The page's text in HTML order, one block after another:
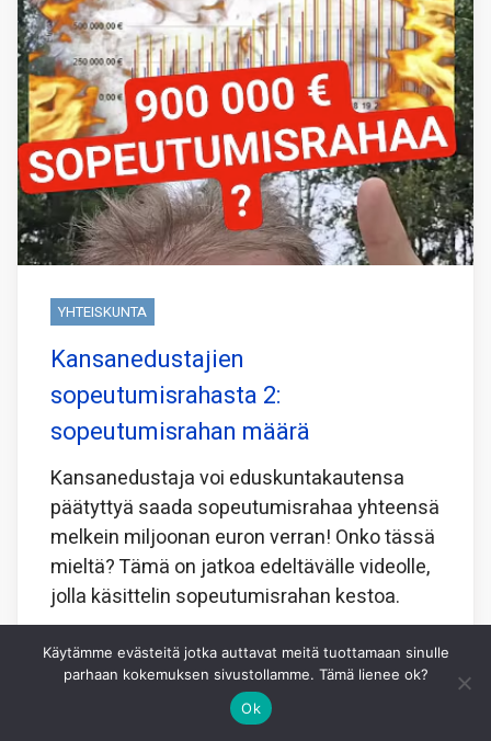
YHTEISKUNTA
Kansanedustajien
sopeutumisrahasta 2:
sopeutumisrahan määrä
Kansanedustaja voi eduskuntakautensa
päätyttyä saada sopeutumisrahaa yhteensä
melkein miljoonan euron verran! Onko tässä
mieltä? Tämä on jatkoa edeltävälle videolle,
jolla käsittelin sopeutumisrahan kestoa.
https://www.youtube.com/shorts/ZqGmUiUZ7P8
Käytämme evästeitä jotka auttavat meitä tuottamaan sinulle
parhaan kokemuksen sivustollamme. Tämä lienee ok?
Ok